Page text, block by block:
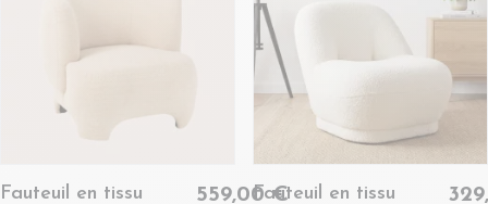
Fauteuil en tissu
559,00 €Fauteuil en tissu